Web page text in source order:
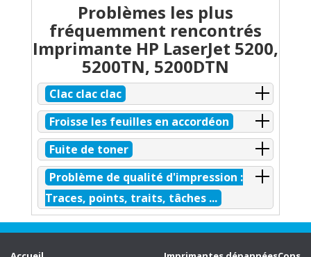
Problèmes les plus
fréquemment rencontrés
Imprimante HP LaserJet 5200,
5200TN, 5200DTN
Clac clac clac
Froisse les feuilles en accordéon
Fuite de toner
Problème de qualité d'impression :
Traces, points, traits, tâches ...